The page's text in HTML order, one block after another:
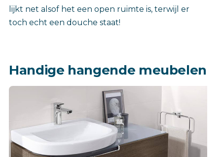
lijkt net alsof het een open ruimte is, terwijl er
toch echt een douche staat!
Handige hangende meubelen